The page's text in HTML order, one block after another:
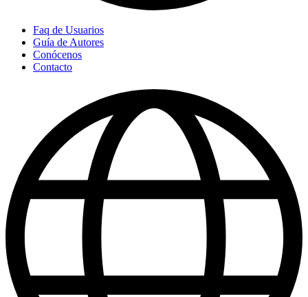
Faq de Usuarios
Guía de Autores
Conócenos
Contacto